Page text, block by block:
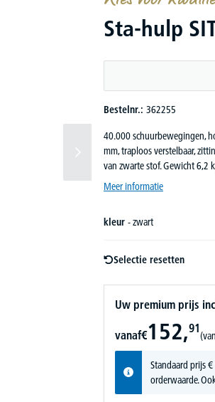
Sta-hulp
Bestelnr.: 362255
40.000 schuurbewegingen,
mm, traploos verstelbaar,
van zwarte stof. Gewicht 6,2
Meer informatie
kleur - zwart
Selectie resetten
Uw premium prijs
vanaf€152,91
Standaard prijs€
orderwaarde.